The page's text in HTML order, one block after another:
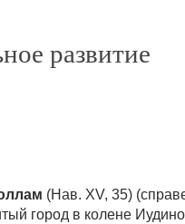
развитие
(Нав. XV, 35)
город в колене